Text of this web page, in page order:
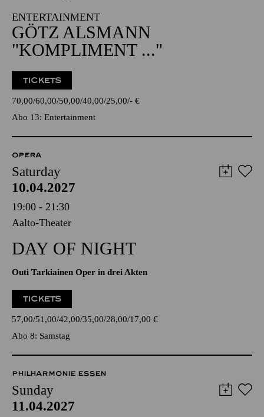
ENTERTAINMENT
GÖTZ ALSMANN
"KOMPLIMENT ..."
TICKETS
70,00 60,00 50,00 40,00 25,00 - €
Abo 13: Entertainment
OPERA
Saturday
10.04.2027
19:00 - 21:30
Aalto-Theater
DAY OF NIGHT
Outi Tarkiainen Oper in drei Akten
TICKETS
57,00 51,00 42,00 35,00 28,00 17,00 €
Abo 8: Samstag
PHILHARMONIE ESSEN
Sunday
11.04.2027